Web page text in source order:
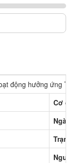
động hưởng ứng
Cơ